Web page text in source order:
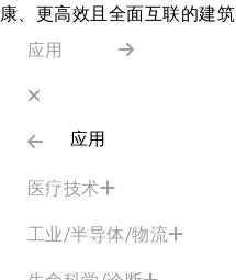
康、更高效且全面互联的建筑
应用
应用
医疗技术
工业/半导体/物流